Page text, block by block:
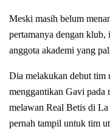
Meski masih belum
pertamanya dengan klub,
anggota akademi yang
Dia melakukan debut tim
menggantikan Gavi pada
melawan Real Betis di
pernah tampil untuk tim